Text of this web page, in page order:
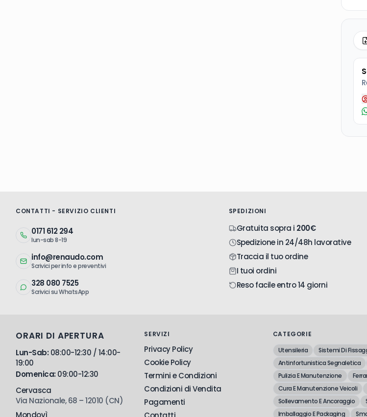
CONTATTI - SERVIZIO CLIENTI
0171 612 294
lun-sab 8-19
info@renaudo.com
Scrivici per info e preventivi
328 080 7525
Scrivici su WhatsApp
SPEDIZIONI
Gratuita sopra i 200€
Spedizione in 24/48h lavorative
Traccia il tuo ordine
I tuoi ordini
Reso facile entro 14 giorni
ORARI DI APERTURA
Lun-Sab: 08:00-12:30 / 14:00-
19:00
Domenica: 09:00-12:30
Cervasca
Via Nazionale, 68 – 12010 (CN)
Mondovì
SERVIZI
Privacy Policy
Cookie Policy
Termini e Condizioni
Condizioni di Vendita
Pagamenti
CATEGORIE
Utensileria
Sistemi Di
Antinfortunistica Segnaletica
Pulizia E Manutenzione
Cura E Manutenzione Veicoli
Sollevamento E Ancoraggio
Imballaggio E Packaging